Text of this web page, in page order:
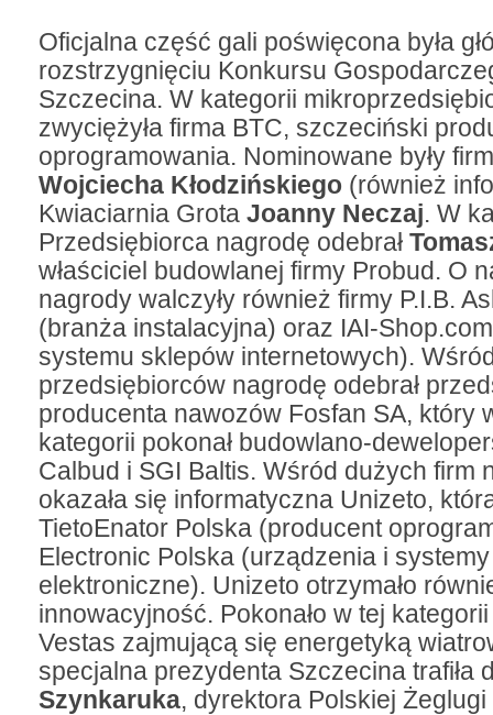
Oficjalna część gali poświęcona była
rozstrzygnięciu Konkursu
Szczecina. W kategorii
zwyciężyła firma BTC, szczeciński
oprogramowania. Nominowane były
Wojciecha Kłodzińskiego (również
Kwiaciarnia Grota Joanny Neczaj. W
Przedsiębiorca nagrodę odebrał
właściciel budowlanej firmy Probud. O
nagrody walczyły również firmy P.I.B.
(branża instalacyjna) oraz IAI-
systemu sklepów internetowych).
przedsiębiorców nagrodę odebrał
producenta nawozów Fosfan SA, który
kategorii pokonał budowlano-
Calbud i SGI Baltis. Wśród dużych firm
okazała się informatyczna Unizeto,
TietoEnator Polska (producent
Electronic Polska (urządzenia i systemy
elektroniczne). Unizeto otrzymało
innowacyjność. Pokonało w tej
Vestas zajmującą się energetyką
specjalna prezydenta Szczecina trafiła
Szynkaruka, dyrektora Polskiej